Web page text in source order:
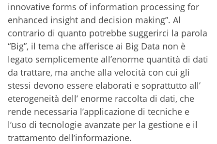
innovative forms of information processing for
enhanced insight and decision making”. Al
contrario di quanto potrebbe suggerirci la parola
“Big”, il tema che afferisce ai Big Data non è
legato semplicemente all’enorme quantità di dati
da trattare, ma anche alla velocità con cui gli
stessi devono essere elaborati e soprattutto all’
eterogeneità dell’ enorme raccolta di dati, che
rende necessaria l’applicazione di tecniche e
l’uso di tecnologie avanzate per la gestione e il
trattamento dell’informazione.